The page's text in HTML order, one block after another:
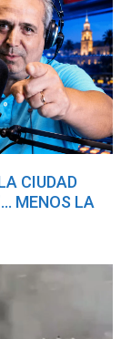
CIUDAD
MENOS LA